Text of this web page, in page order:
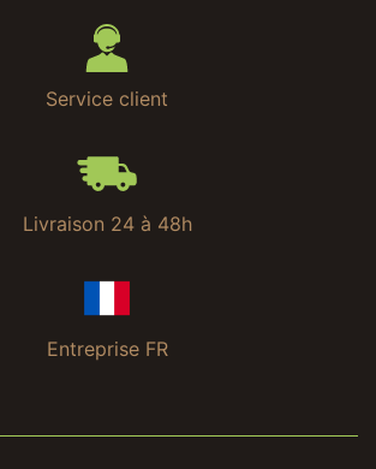
Service client
Livraison 24 à 48h
Entreprise FR